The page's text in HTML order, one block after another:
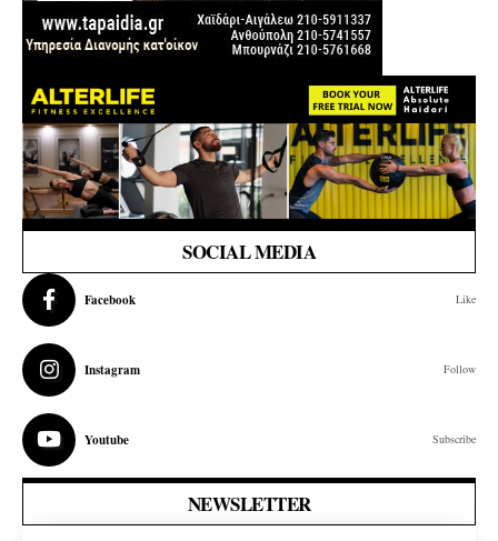
SOCIAL MEDIA
Facebook Like
Instagram Follow
Youtube Subscribe
NEWSLETTER